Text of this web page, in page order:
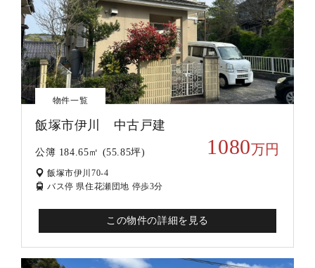
物件一覧
飯塚市伊川 中古戸建
公簿 184.65㎡ (55.85坪) 1080万円
飯塚市伊川70-4
バス停 県住花瀬団地 停歩3分
この物件の詳細を見る